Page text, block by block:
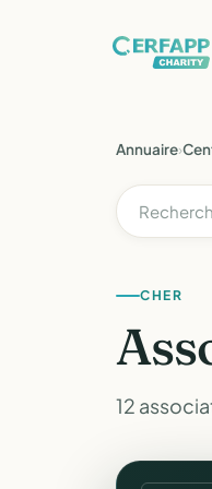
Annuaire›
CHER
12